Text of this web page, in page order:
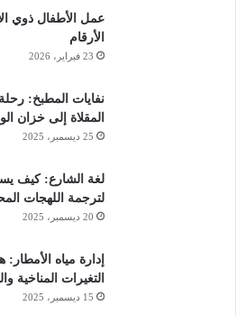
عمل الأطفال ذوي
الأرقام
23 فبراير، 2026
نفايات المطبخ:
المقلاة إلى خزان
25 ديسمبر، 2025
لغة الشارع: كيف
لترجمة اللهجات
20 ديسمبر، 2025
إدارة مياه
التغيرات المناخية
15 ديسمبر، 2025